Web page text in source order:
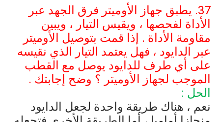
37. يطبق جهاز الأوميتر فرق الجهد عبر
الأداة لفحصها ، ويقيس التيار ، ويبين
مقاومة الأداة . إذا قمت بتوصيل الأوميتر
عبر الدايود ، فهل يعتمد التيار الذي نقيسه
على أي طرف للدايود يوصل مع القطب
الموجب لجهاز الأوميتر ؟ وضح إجابتك .
الحل :
نعم ، هناك طريقة واحدة لجعل الدايود